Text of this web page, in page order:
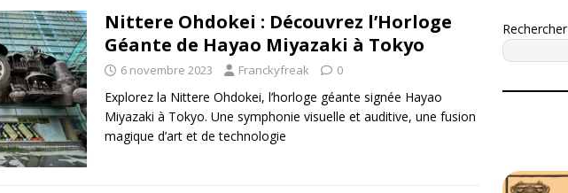
Nittere Ohdokei : Découvrez l’Horloge
Géante de Hayao Miyazaki à Tokyo
6 novembre 2023 Franckyfreak 0
Explorez la Nittere Ohdokei, l’horloge géante signée Hayao
Miyazaki à Tokyo. Une symphonie visuelle et auditive, une fusion
magique d’art et de technologie
Rechercher